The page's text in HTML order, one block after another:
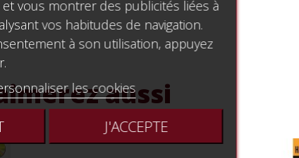
aussi
vous montrer des publicités liées à
vos habitudes de navigation.
à son utilisation, appuyez
les cookies
J'ACCEPTE